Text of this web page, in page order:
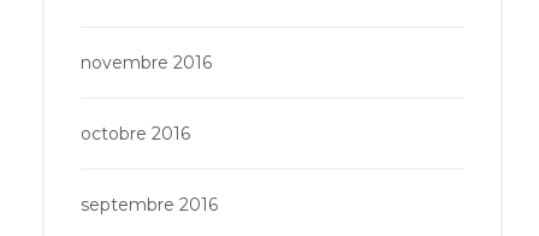
novembre 2016
octobre 2016
septembre 2016